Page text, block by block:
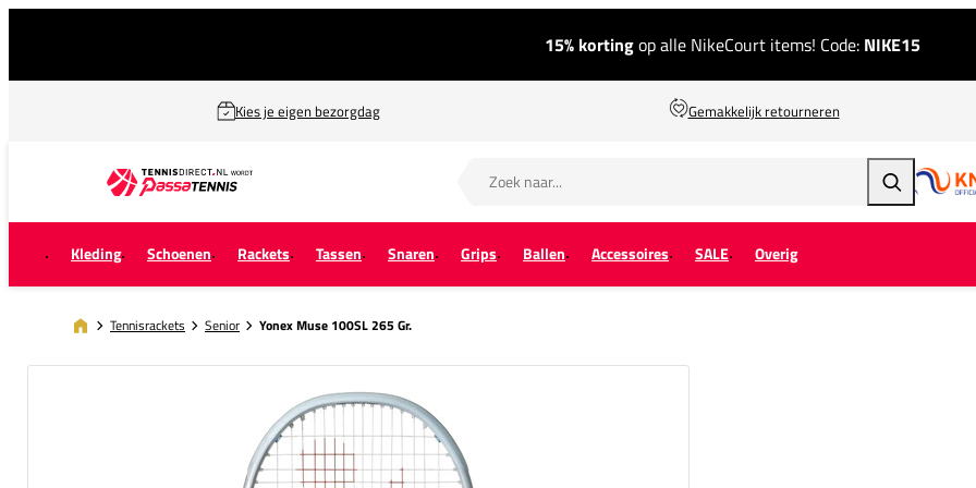
15% kortingop alle NikeCourt items! Code: NIKE15
Kies je eigen bezorgdag Gemakkelijk retourneren
Zoeken
Kleding Schoenen Rackets Tassen Snaren Grips Ballen Accessoires SALE Overig
Tennisrackets Senior Yonex Muse 100SL 265 Gr.